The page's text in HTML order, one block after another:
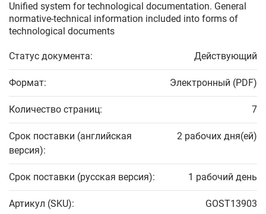
Unified system for technological documentation. General
normative-technical information included into forms of
technological documents
Статус документа: Действующий
Формат: Электронный (PDF)
Количество страниц: 7
Срок поставки (английская
версия):
2 рабочих дня(ей)
Срок поставки (русская версия): 1 рабочий день
Артикул (SKU): GOST13903